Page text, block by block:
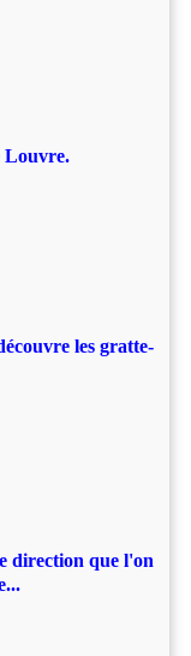
Louvre.
les gratte-
direction que l'on